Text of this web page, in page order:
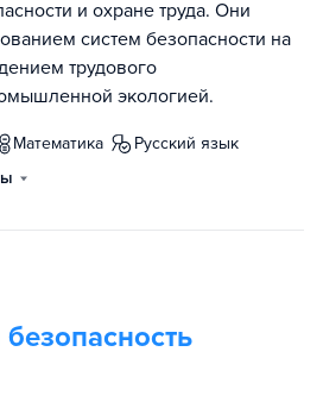
и охране труда. Они
систем безопасности на
трудового
экологией.
математика
русский язык